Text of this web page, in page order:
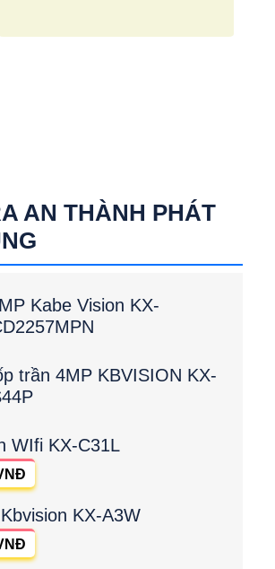
AN THÀNH PHÁT
Kabe Vision KX-
trần 4MP KBVISION KX-
WIfi KX-C31L
KX-A3W